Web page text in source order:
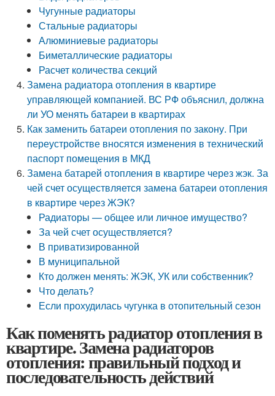
Чугунные радиаторы
Стальные радиаторы
Алюминиевые радиаторы
Биметаллические радиаторы
Расчет количества секций
Замена радиатора отопления в квартире
управляющей компанией. ВС РФ объяснил, должна
ли УО менять батареи в квартирах
Как заменить батареи отопления по закону. При
переустройстве вносятся изменения в технический
паспорт помещения в МКД
Замена батарей отопления в квартире через жэк. За
чей счет осуществляется замена батареи отопления
в квартире через ЖЭК?
Радиаторы — общее или личное имущество?
За чей счет осуществляется?
В приватизированной
В муниципальной
Кто должен менять: ЖЭК, УК или собственник?
Что делать?
Если прохудилась чугунка в отопительный сезон
Как поменять радиатор отопления в
квартире. Замена радиаторов
отопления: правильный подход и
последовательность действий